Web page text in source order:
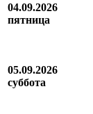
04.09.2026
пятница
05.09.2026
суббота